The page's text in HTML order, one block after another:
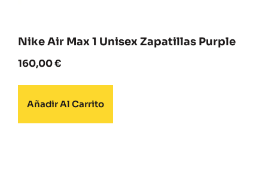
Nike Air Max 1 Unisex Zapatillas Purple
160,00€
Añadir Al Carrito